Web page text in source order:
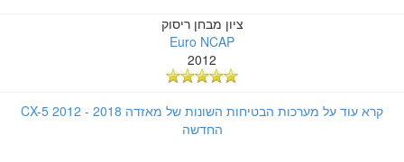
ציון מבחן ריסוק
Euro NCAP
2012
קרא עוד על מערכות הבטיחות השונות של מאזדה CX-5 2012 - 2018
החדשה